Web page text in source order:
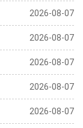
2026-08-07
2026-08-07
2026-08-07
2026-08-07
2026-08-07